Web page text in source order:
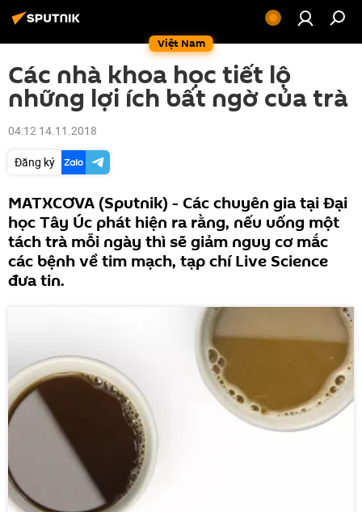
Việt Nam
Các nhà khoa học tiết lộ
những lợi ích bất ngờ của trà
04:12 14.11.2018
Đăng ký
MATXCƠVA (Sputnik) - Các chuyên gia tại Đại
học Tây Úc phát hiện ra rằng, nếu uống một
tách trà mỗi ngày thì sẽ giảm nguy cơ mắc
các bệnh về tim mạch, tạp chí Live Science
đưa tin.